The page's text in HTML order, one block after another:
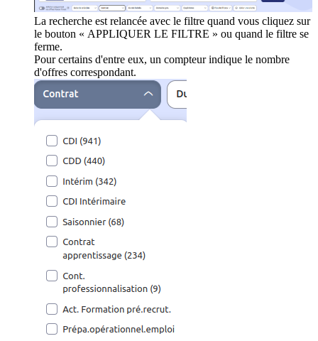
La recherche est relancée avec le filtre quand vous cliquez sur
le bouton « APPLIQUER LE FILTRE » ou quand le filtre se
ferme.
Pour certains d'entre eux, un compteur indique le nombre
d'offres correspondant.